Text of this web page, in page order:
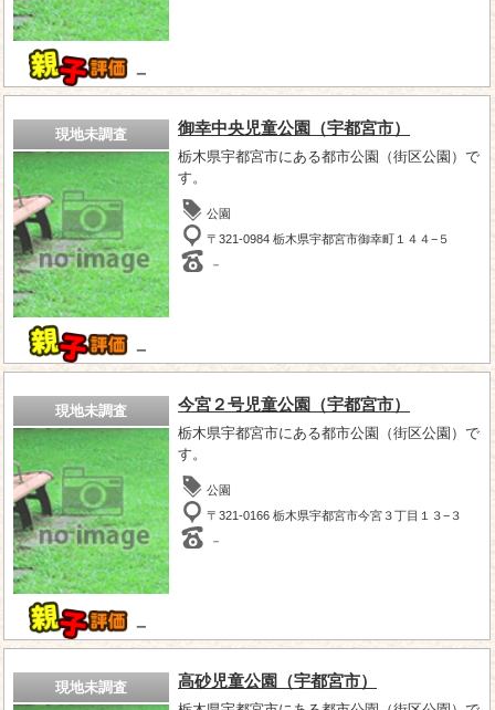
－
現地未調査
－
御幸中央児童公園（宇都宮市）
栃木県宇都宮市にある都市公園（街区公園）で
す。
公園
〒321-0984 栃木県宇都宮市御幸町１４４−５
－
現地未調査
－
今宮２号児童公園（宇都宮市）
栃木県宇都宮市にある都市公園（街区公園）で
す。
公園
〒321-0166 栃木県宇都宮市今宮３丁目１３−３
－
現地未調査 高砂児童公園（宇都宮市）